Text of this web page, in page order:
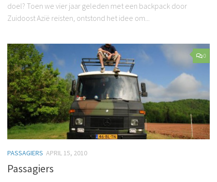
doel? Toen we vier jaar geleden met een backpack door
Zuidoost Azië reisten, ontstond het idee om...
0
PASSAGIERS APRIL 15, 2010
Passagiers